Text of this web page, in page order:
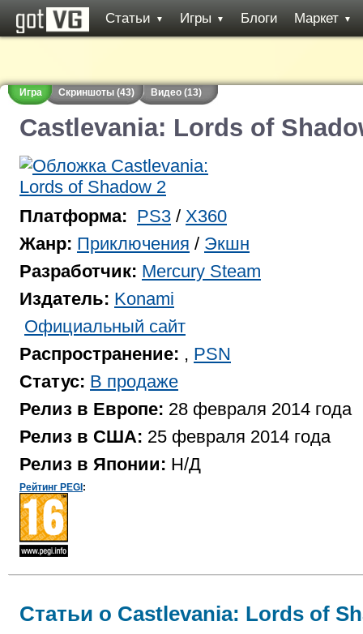
Статьи ▼ Игры ▼ Блоги Маркет ▼
Игра Скриншоты (43) Видео (13)
Castlevania: Lords of
Платформа: PS3 / X360
Жанр: Приключения / Экшн
Разработчик: Mercury Steam
Издатель: Konami
Официальный сайт
Распространение: , PSN
Статус: В продаже
Релиз в Европе: 28 февраля 2014 года
Релиз в США: 25 февраля 2014 года
Релиз в Японии: Н/Д
Рейтинг PEGI :
Статьи о Castlevania: Lords of